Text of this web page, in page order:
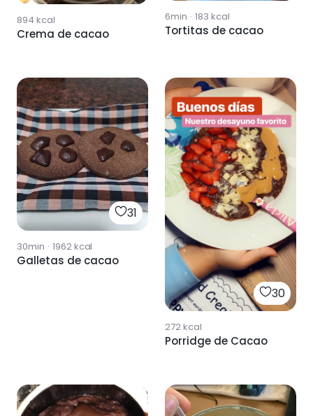
894 kcal
Crema de cacao
6min · 183 kcal
Tortitas de cacao
31
30min · 1962kcal
Galletas de cacao
30
272kcal
Porridge de Cacao